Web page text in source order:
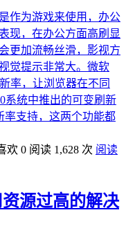
作为游戏来使用，办公
现，在办公方面高刷显
更加流畅丝滑，影视方
觉提示非常大。微软
率，让浏览器在不同
系统中推出的可变刷新
率支持，这两个功能都
欢 0 阅读 1,628 次 阅读
源过高的解决